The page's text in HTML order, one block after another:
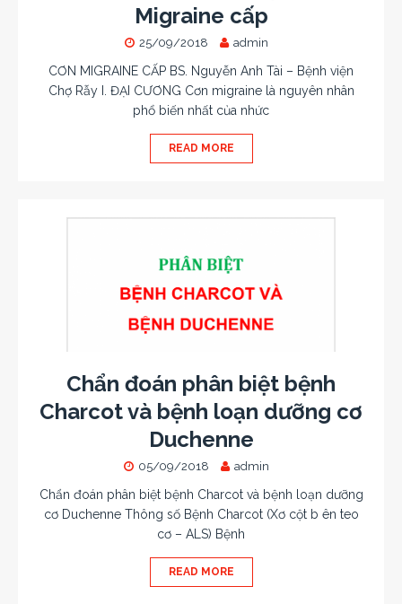
Migraine cấp
25/09/2018 admin
CƠN MIGRAINE CẤP BS. Nguyễn Anh Tài – Bệnh viện
Chợ Rẫy I. ĐẠI CƯƠNG Cơn migraine là nguyên nhân
phổ biến nhất của nhức
READ MORE
Chẩn đoán phân biệt bệnh
Charcot và bệnh loạn dưỡng cơ
Duchenne
05/09/2018 admin
Chẩn đoán phân biệt bệnh Charcot và bệnh loạn dưỡng
cơ Duchenne Thông số Bệnh Charcot (Xơ cột b ên teo
cơ – ALS) Bệnh
READ MORE